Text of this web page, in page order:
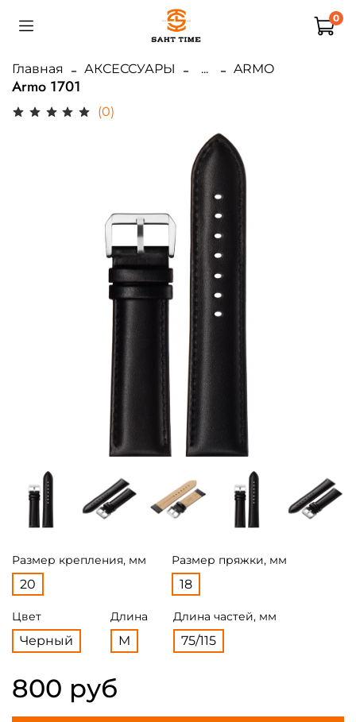
0
Главная АКСЕССУАРЫ ... ARMO
Armo 1701
(0)
Размер крепления, мм
20
Размер пряжки, мм
18
Цвет
Черный
Длина
M
Длина частей, мм
75/115
800 руб